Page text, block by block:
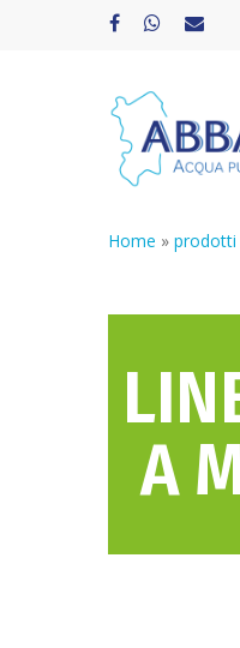
Home » prodotti
A